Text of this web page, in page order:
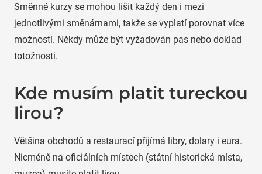
Směnné kurzy se mohou lišit každý den i mezi
jednotlivými směnárnami, takže se vyplatí porovnat více
možností. Někdy může být vyžadován pas nebo doklad
totožnosti.
Kde musím platit tureckou
lirou?
Většina obchodů a restaurací přijímá libry, dolary i eura.
Nicméně na oficiálních místech (státní historická místa,